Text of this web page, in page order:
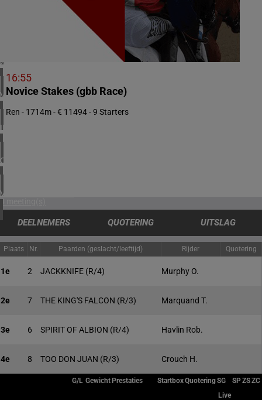
ZUID-AFRIKA
1 meeting(s)
VERENIGD KONINKRIJK
5 meeting(s)
IERLAND
1 meeting(s)
CHILI
1 meeting(s)
VERENIGDE STATEN
4 meeting(s)
16:55
Novice Stakes (gbb Race)
Ren - 1714m - € 11494 - 9 Starters
DEELNEMERS QUOTERING UITSLAG
Plaats Nr. Paarden (geslacht/leeftijd) Rijder Quotering
1e 2 JACKKNIFE (R/4) Murphy O.
2e 7 THE KING'S FALCON (R/3) Marquand T.
3e 6 SPIRIT OF ALBION (R/4) Havlin Rob.
4e 8 TOO DON JUAN (R/3) Crouch H.
G/L Gewicht Prestaties StartboxQuoteringSG SPZSZC
Live